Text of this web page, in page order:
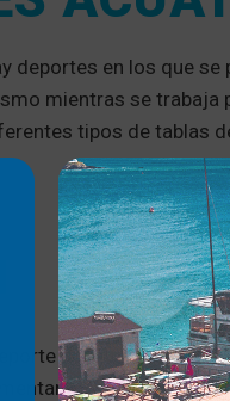
deportes en los que
mientras se
tipos de tablas
acuático por
el tono y la